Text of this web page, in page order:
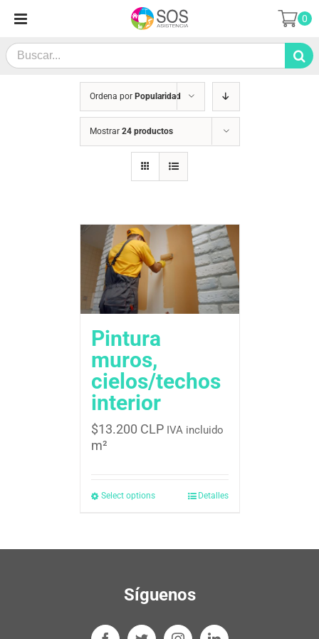
contenido
Search
for:
0
Ordena por Popularidad
Mostrar 24 productos
Pintura
muros,
cielos/techos
interior
$13.200 CLP IVA incluido
m²
Select options Detalles
Síguenos